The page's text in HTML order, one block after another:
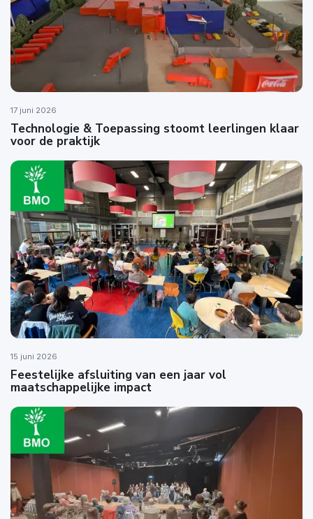
17 juni 2026
Technologie & Toepassing stoomt leerlingen klaar
voor de praktijk
15 juni 2026
Feestelijke afsluiting van een jaar vol
maatschappelijke impact